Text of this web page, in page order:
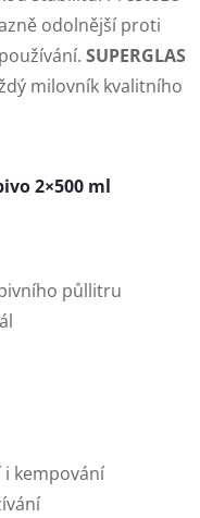
odolnější proti
SUPERGLAS
milovník kvalitního
2×500 ml
půllitru
kempování